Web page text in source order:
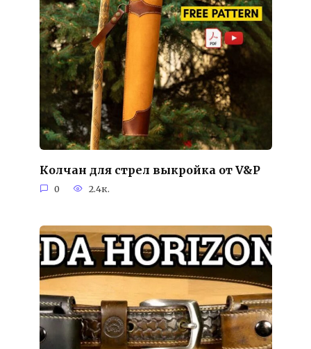
Колчан для стрел выкройка от V&P
0 2.4к.